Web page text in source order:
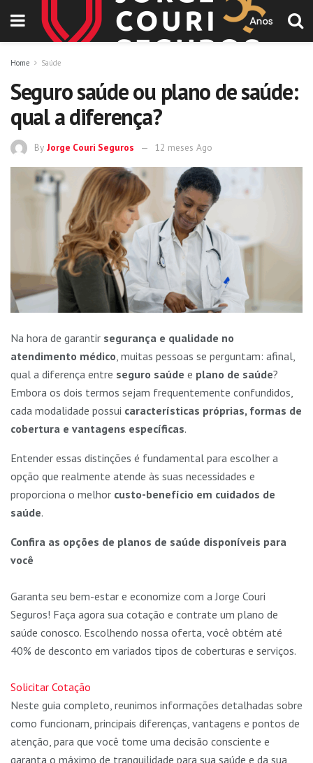
Home Saúde
Seguro saúde ou plano de saúde:
qual a diferença?
By Jorge Couri Seguros 12 meses Ago
Na hora de garantir segurança e qualidade no
atendimento médico, muitas pessoas se perguntam: afinal,
qual a diferença entre seguro saúde e plano de saúde?
Embora os dois termos sejam frequentemente confundidos,
cada modalidade possui características próprias, formas de
cobertura e vantagens específicas.
Entender essas distinções é fundamental para escolher a
opção que realmente atende às suas necessidades e
proporciona o melhor custo-benefício em cuidados de
saúde.
Confira as opções de planos de saúde disponíveis para
você
Garanta seu bem-estar e economize com a Jorge Couri
Seguros! Faça agora sua cotação e contrate um plano de
saúde conosco. Escolhendo nossa oferta, você obtém até
40% de desconto em variados tipos de coberturas e serviços.
Solicitar Cotação
Neste guia completo, reunimos informações detalhadas sobre
como funcionam, principais diferenças, vantagens e pontos de
atenção, para que você tome uma decisão consciente e
garanta o máximo de tranquilidade para sua saúde e da sua